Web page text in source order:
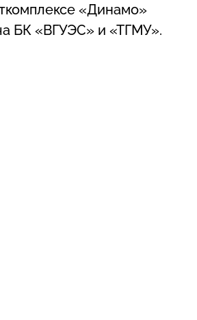
«Динамо»
БК «ВГУЭС» и «ТГМУ».